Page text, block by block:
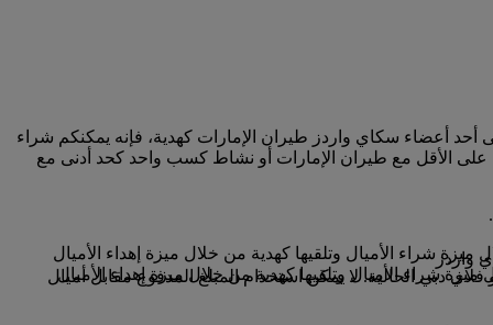
أحد أعضاء سكاي واردز طيران الإمارات كهدية، فإنه يمكنكم شراء
الأقل مع طيران الإمارات أو نشاط كسب واحد كحد أدنى مع
دبي الحالية. لا يمكن استخدام المبلغ المدفوع مقابل أميال